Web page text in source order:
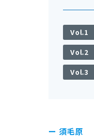
Vol.1
Vol.2
Vol.3
ー 須毛原